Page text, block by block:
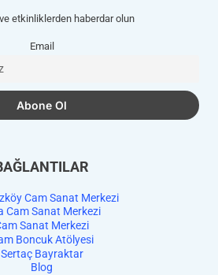
etkinliklerden haberdar olun
Email
Cam Sanat Merkezi
Cam Sanat Merkezi
Sanat Merkezi
Boncuk Atölyesi
Sertaç Bayraktar
Blog